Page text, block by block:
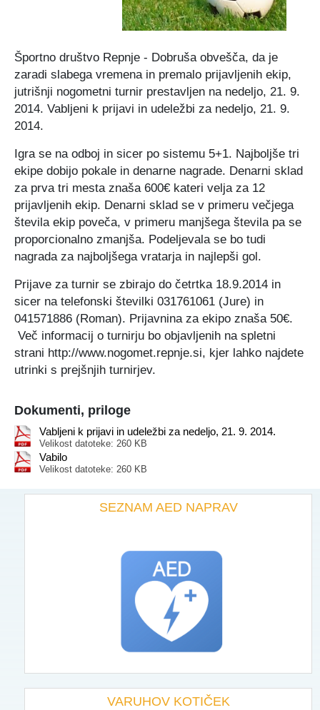
Športno društvo Repnje - Dobruša obvešča, da je
zaradi slabega vremena in premalo prijavljenih ekip,
jutrišnji nogometni turnir prestavljen na nedeljo, 21. 9.
2014. Vabljeni k prijavi in udeležbi za nedeljo, 21. 9.
2014.
Igra se na odboj in sicer po sistemu 5+1. Najboljše tri
ekipe dobijo pokale in denarne nagrade. Denarni sklad
za prva tri mesta znaša 600€ kateri velja za 12
prijavljenih ekip. Denarni sklad se v primeru večjega
števila ekip poveča, v primeru manjšega števila pa se
proporcionalno zmanjša. Podeljevala se bo tudi
nagrada za najboljšega vratarja in najlepši gol.
Prijave za turnir se zbirajo do četrtka 18.9.2014 in
sicer na telefonski številki 031761061 (Jure) in
041571886 (Roman). Prijavnina za ekipo znaša 50€.
Več informacij o turnirju bo objavljenih na spletni
strani http://www.nogomet.repnje.si, kjer lahko najdete
utrinki s prejšnjih turnirjev.
Dokumenti, priloge
Vabljeni k prijavi in udeležbi za nedeljo, 21. 9. 2014.
Velikost datoteke: 260 KB
Vabilo
Velikost datoteke: 260 KB
SEZNAM AED NAPRAV
VARUHOV KOTIČEK
Turistična ponudba
Zbornik Občine Vodice
Lokalne volitve 2022
Predlogi predpisov v javni obravnavi
Javno podjetje Komunala Vodice, d.o.o.
Začasni zbirni center
e-Tržnica lokalnih ponudnikov hrane
RRA LUR (LAS Za mesto in vas)
Mediji o občini Vodice
Kopitarjev glas
Galerija slik
Štab Civilne zaščite Občine Vodice
Medobčinski inšpektorat in redarstvo
Organigram občine